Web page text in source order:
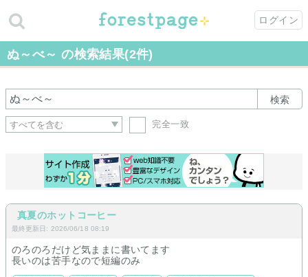
ログイン
ぬ～べ～ の検索結果(2件)
検索
完全一致
真夏のホットコーヒー
最終更新日: 2026/06/18 08:19
のろのろだけど気ままに書いてます
長いのは苦手なので短編のみ